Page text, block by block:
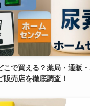
こで買える？薬局・通販
販売店を徹底調査！